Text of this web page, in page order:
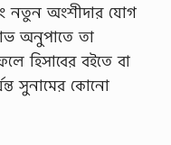
শী
শে
…
নতুন অংশীদার যোগ
অনুপাতে তা
হিসাবের বইতে বা
সুনামের কোনো